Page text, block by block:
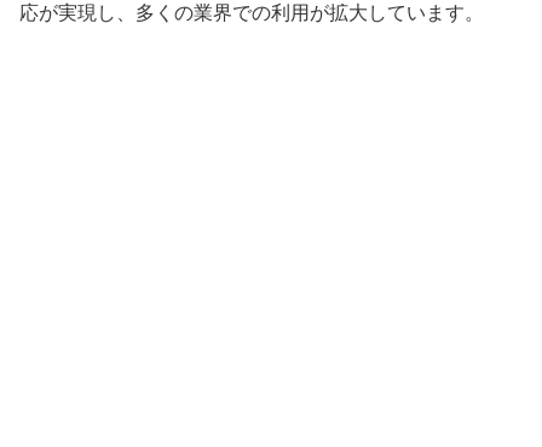
応が実現し、多くの業界での利用が拡大しています。